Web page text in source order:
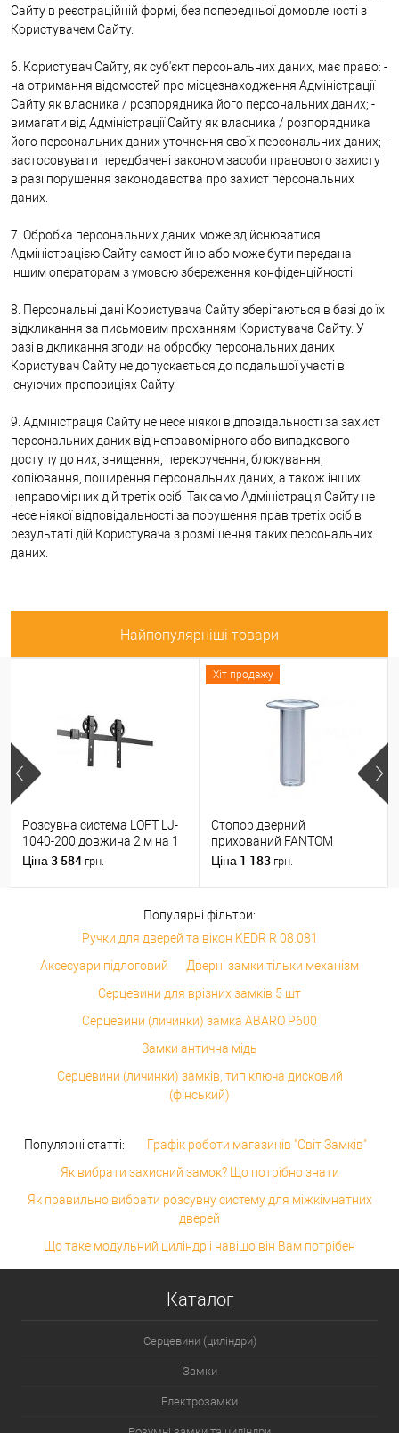
Сайту в реєстраційній формі, без попередньої домовленості з
Користувачем Сайту.
6. Користувач Сайту, як суб'єкт персональних даних, має право: -
на отримання відомостей про місцезнаходження Адміністрації
Сайту як власника / розпорядника його персональних даних; -
вимагати від Адміністрації Сайту як власника / розпорядника
його персональних даних уточнення своїх персональних даних; -
застосовувати передбачені законом засоби правового захисту
в разі порушення законодавства про захист персональних
даних.
7. Обробка персональних даних може здійснюватися
Адміністрацією Сайту самостійно або може бути передана
іншим операторам з умовою збереження конфіденційності.
8. Персональні дані Користувача Сайту зберігаються в базі до їх
відкликання за письмовим проханням Користувача Сайту. У
разі відкликання згоди на обробку персональних даних
Користувач Сайту не допускається до подальшої участі в
існуючих пропозиціях Сайту.
9. Адміністрація Сайту не несе ніякої відповідальності за захист
персональних даних від неправомірного або випадкового
доступу до них, знищення, перекручення, блокування,
копіювання, поширення персональних даних, а також інших
неправомірних дій третіх осіб. Так само Адміністрація Сайту не
несе ніякої відповідальності за порушення прав третіх осіб в
результаті дій Користувача з розміщення таких персональних
даних.
Найпопулярніші товари
Розсувна система LOFT LJ-
1040-200 довжина 2 м на 1
полотно вагою до 100 кг
Ціна 3 584 грн.
Хіт продажу
Стопор дверний
прихований FANTOM
PREMIUM магнітний
Ціна 1 183 грн.
Популярні фільтри:
Ручки для дверей та вікон KEDR R 08.081
Аксесуари підлоговий
Дверні замки тільки механізм
Серцевини для врізних замків 5 шт
Серцевини (личинки) замка ABARO P600
Замки антична мідь
Серцевини (личинки) замків, тип ключа дисковий
(фінський)
Популярні статті:
Графік роботи магазинів "Світ Замків"
Як вибрати захисний замок? Що потрібно знати
Як правильно вибрати розсувну систему для міжкімнатних
дверей
Що таке модульний циліндр і навіщо він Вам потрібен
Каталог
Серцевини (циліндри)
Замки
Електрозамки